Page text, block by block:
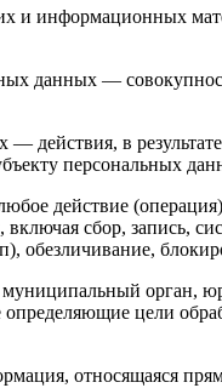
и информационных
данных —
действия, в
персональных
действие
сбор, запись,
обезличивание,
орган,
цели
относящаяся